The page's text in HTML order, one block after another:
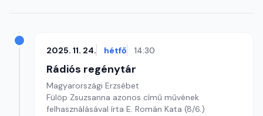
2025. 11. 24. hétfő 14:30
Rádiós regénytár
Magyarországi Erzsébet
Fülöp Zsuzsanna azonos című művének
felhasználásával írta E. Román Kata (8/6.)